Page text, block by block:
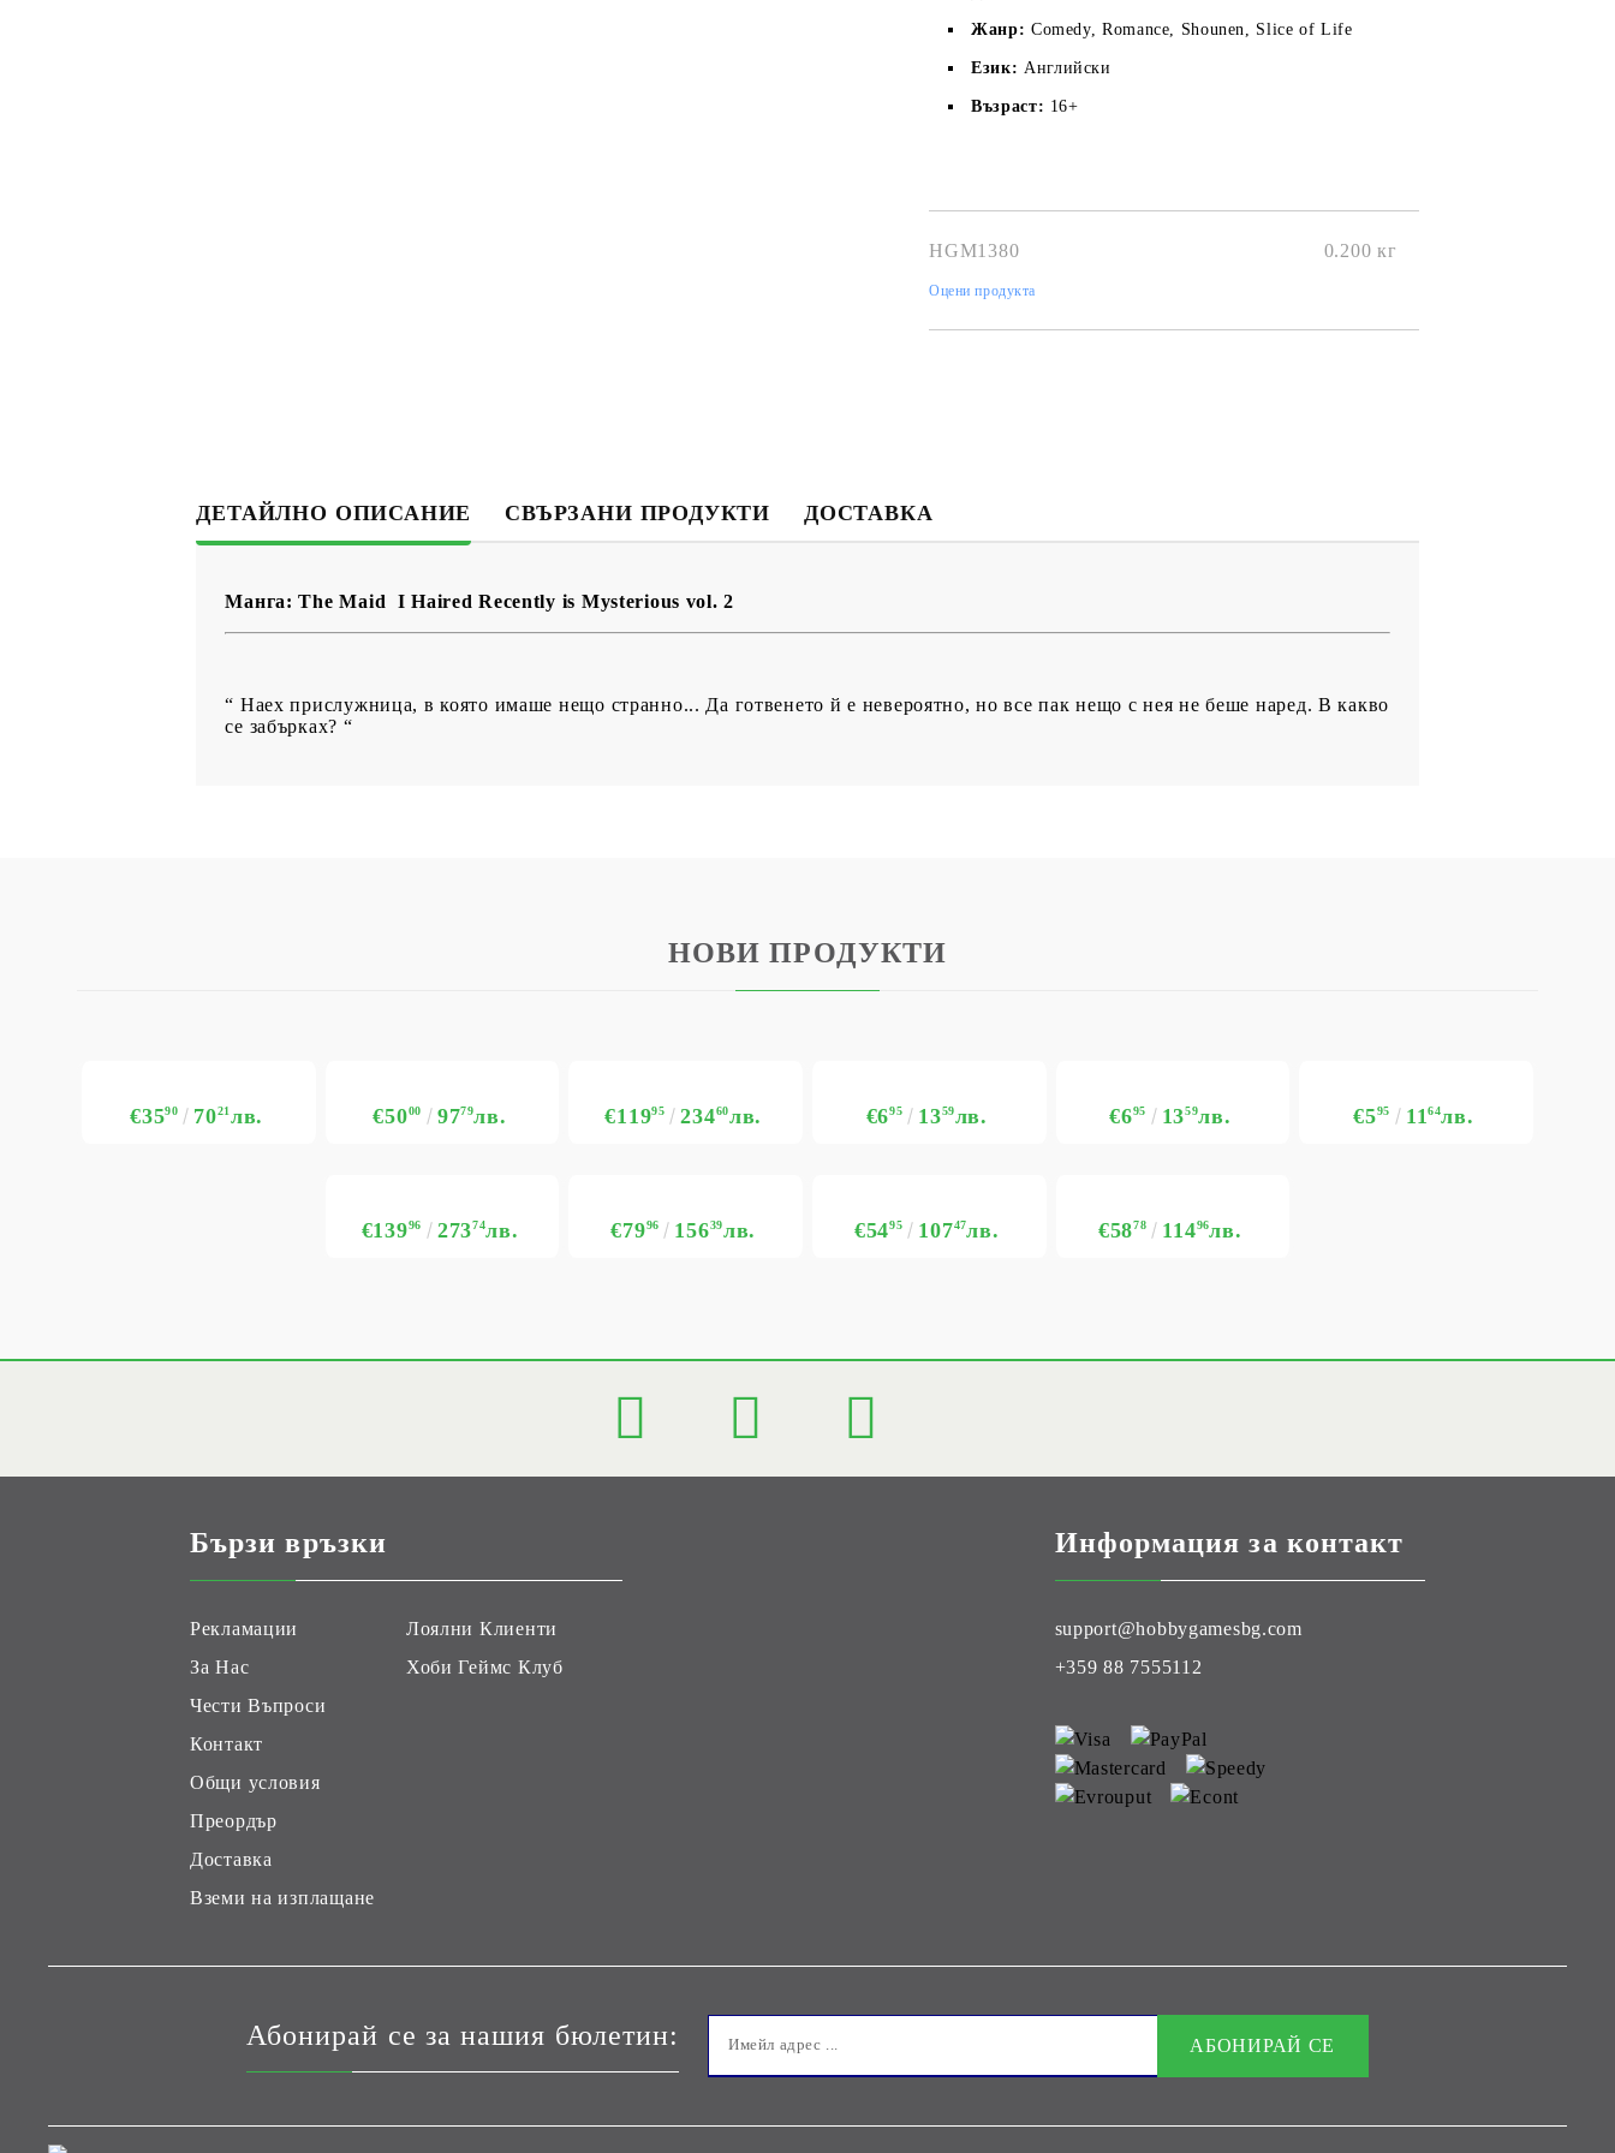
Жанр: Comedy, Romance, Shounen, Slice of Life
Език: Английски
Възраст: 16+
HGM1380 0.200 кг
Оцени продукта
ДЕТАЙЛНО ОПИСАНИЕ СВЪРЗАНИ ПРОДУКТИ ДОСТАВКА
Манга: The Maid I Haired Recently is Mysterious vol. 2
“ Наех прислужница, в която имаше нещо странно... Да готвенето й е невероятно, но все пак нещо с нея не беше наред. В какво
се забърках? “
НОВИ ПРОДУКТИ
€3590 7021лв. €5000 9779лв. €11995 23460лв. €695 1359лв. €695 1359лв. €595 1164лв.
€13996 27374лв. €7996 15639лв. €5495 10747лв. €5878 11496лв.
Бързи връзки
Рекламации
За Нас
Чести Въпроси
Контакт
Общи условия
Преордър
Доставка
Вземи на изплащане
Лоялни Клиенти
Хоби Геймс Клуб
Информация за контакт
support@hobbygamesbg.com
+359 88 7555112
Абонирай се за нашия бюлетин: